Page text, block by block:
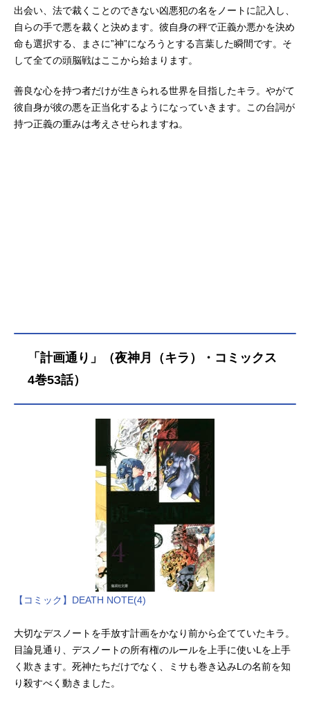
出会い、法で裁くことのできない凶悪犯の名をノートに記入し、
自らの手で悪を裁くと決めます。彼自身の秤で正義か悪かを決め
命も選択する、まさに”神”になろうとする言葉した瞬間です。そ
して全ての頭脳戦はここから始まります。
善良な心を持つ者だけが生きられる世界を目指したキラ。やがて
彼自身が彼の悪を正当化するようになっていきます。この台詞が
持つ正義の重みは考えさせられますね。
「計画通り」（夜神月（キラ）・コミックス
4巻53話）
【コミック】DEATH NOTE(4)
大切なデスノートを手放す計画をかなり前から企てていたキラ。
目論見通り、デスノートの所有権のルールを上手に使いLを上手
く欺きます。死神たちだけでなく、ミサも巻き込みLの名前を知
り殺すべく動きました。